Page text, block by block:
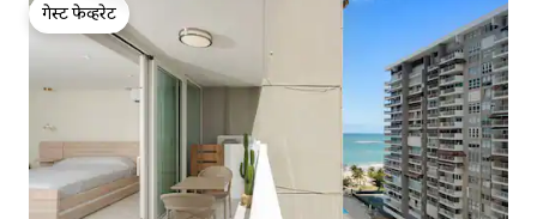
गेस्ट फेव्हरेट
गेस्ट फेव्हरेट